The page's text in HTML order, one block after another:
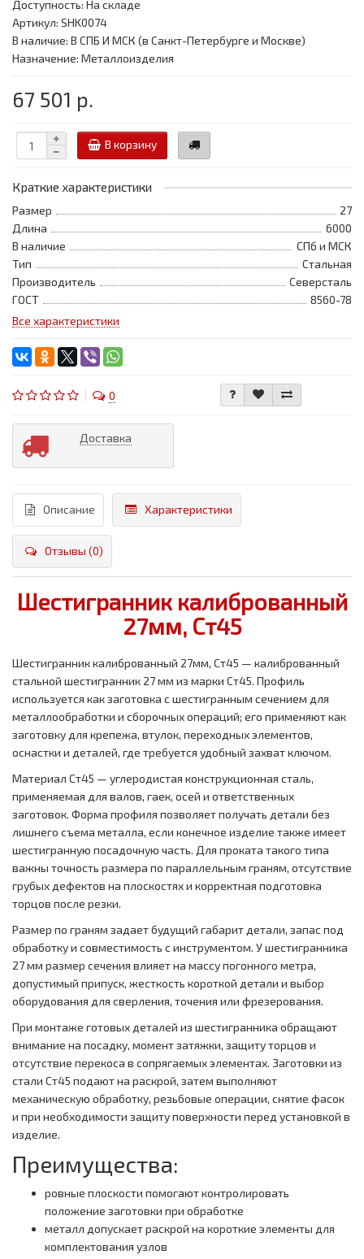
Доступность: На складе
Артикул: SHK0074
В наличие: В СПБ И МСК (в Санкт-Петербурге и Москве)
Назначение: Металлоизделия
67 501 р.
В корзину
Краткие характеристики
Размер
27
Длина
6000
В наличие
СПб и МСК
Тип
Стальная
Производитель
Северсталь
ГОСТ
8560-78
Все характеристики
0
Доставка
Описание Характеристики
Отзывы (0)
Шестигранник калиброванный
27мм, Ст45
Шестигранник калиброванный 27мм, Ст45 — калиброванный
стальной шестигранник 27 мм из марки Ст45. Профиль
используется как заготовка с шестигранным сечением для
металлообработки и сборочных операций; его применяют как
заготовку для крепежа, втулок, переходных элементов,
оснастки и деталей, где требуется удобный захват ключом.
Материал Ст45 — углеродистая конструкционная сталь,
применяемая для валов, гаек, осей и ответственных
заготовок. Форма профиля позволяет получать детали без
лишнего съема металла, если конечное изделие также имеет
шестигранную посадочную часть. Для проката такого типа
важны точность размера по параллельным граням, отсутствие
грубых дефектов на плоскостях и корректная подготовка
торцов после резки.
Размер по граням задает будущий габарит детали, запас под
обработку и совместимость с инструментом. У шестигранника
27 мм размер сечения влияет на массу погонного метра,
допустимый припуск, жесткость короткой детали и выбор
оборудования для сверления, точения или фрезерования.
При монтаже готовых деталей из шестигранника обращают
внимание на посадку, момент затяжки, защиту торцов и
отсутствие перекоса в сопрягаемых элементах. Заготовки из
стали Ст45 подают на раскрой, затем выполняют
механическую обработку, резьбовые операции, снятие фасок
и при необходимости защиту поверхности перед установкой в
изделие.
Преимущества:
ровные плоскости помогают контролировать
положение заготовки при обработке
металл допускает раскрой на короткие элементы для
комплектования узлов